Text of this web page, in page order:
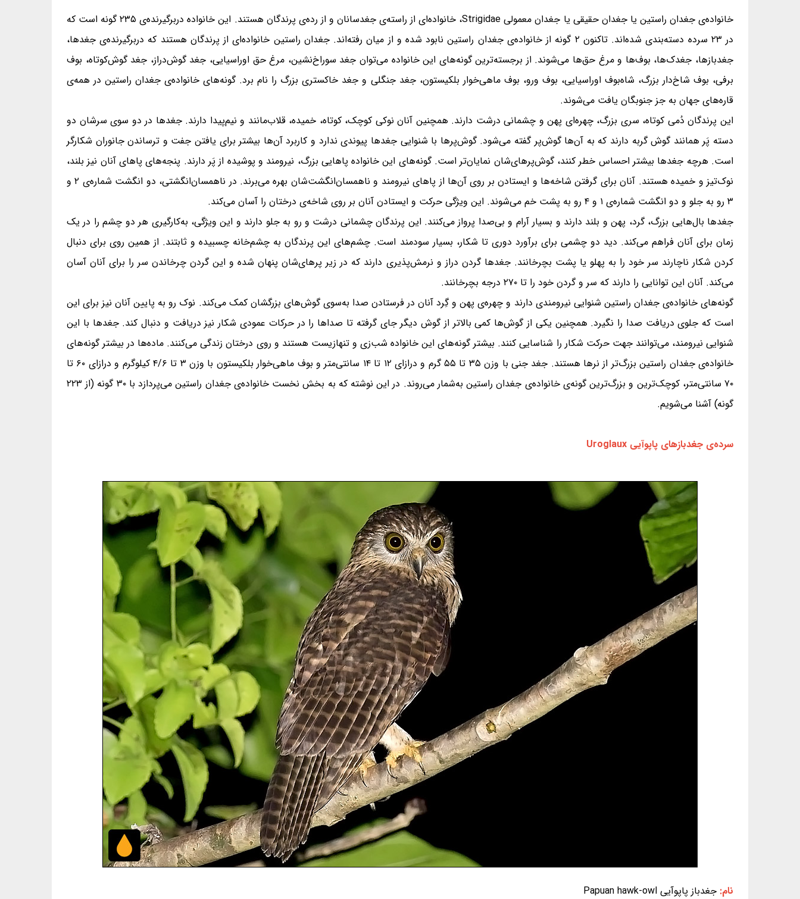
خانواده‌ی جغدان راستین یا جغدان حقیقی یا جغدان معمولی Strigidae، خانواده‌ای از راسته‌ی جغدسانان و از رده‌ی پرندگان هستند. این خانواده دربرگیرنده‌ی ۲۳۵ گونه است که
در ۲۳ سرده دسته‌بندی شده‌اند. تاکنون ۲ گونه از خانواده‌ی جغدان راستین نابود شده و از میان رفته‌اند. جغدان راستین خانواده‌ای از پرندگان هستند که دربرگیرنده‌ی جغدها،
جغدبازها، جغدک‌ها، بوف‌ها و مرغ حق‌ها می‌شوند. از برجسته‌ترین گونه‌های این خانواده می‌توان جغد سوراخ‌نشین، مرغ حق اوراسیایی، جغد گوش‌دراز، جغد گوش‌کوتاه، بوف
برفی، بوف شاخ‌دار بزرگ، شاه‌بوف اوراسیایی، بوف ورو، بوف ماهی‌خوار بلکیستون، جغد جنگلی و جغد خاکستری بزرگ را نام برد. گونه‌های خانواده‌ی جغدان راستین در همه‌ی
قاره‌های جهان به جز جنوبگان یافت می‌شوند.
این پرندگان دُمی کوتاه، سری بزرگ، چهره‌ای پهن و چشمانی درشت دارند. همچنین آنان نوکی کوچک، کوتاه، خمیده، قلاب‌مانند و نیم‌پیدا دارند. جغدها در دو سوی سرشان دو
دسته پَر همانند گوش گربه دارند که به آن‌ها گوش‌پر گفته می‌شود. گوش‌پرها با شنوایی جغدها پیوندی ندارد و کاربرد آن‌ها بیشتر برای یافتن جفت و ترساندن جانوران شکارگر
است. هرچه جغدها بیشتر احساس خطر کنند، گوش‌پرهای‌شان نمایان‌تر است. گونه‌های این خانواده پاهایی بزرگ، نیرومند و پوشیده از پَر دارند. پنجه‌های پاهای آنان نیز بلند،
نوک‌تیز و خمیده هستند. آنان برای گرفتن شاخه‌ها و ایستادن بر روی آن‌ها از پاهای نیرومند و ناهمسان‌انگشت‌شان بهره می‌برند. در ناهمسان‌انگشتی، دو انگشت شماره‌ی ۲ و
۳ رو به جلو و دو انگشت شماره‌ی ۱ و ۴ رو به پشت خم می‌شوند. این ویژگی حرکت و ایستادن آنان بر روی شاخه‌ی درختان را آسان می‌کند.
جغدها بال‌هایی بزرگ، گرد، پهن و بلند دارند و بسیار آرام و بی‌صدا پرواز می‌کنند. این پرندگان چشمانی درشت و رو به جلو دارند و این ویژگی، به‌کارگیری هر دو چشم را در یک
زمان برای آنان فراهم می‌کند. دید دو چشمی برای برآورد دوری تا شکار، بسیار سودمند است. چشم‌های این پرندگان به چشم‌خانه چسبیده و ثابتند. از همین روی برای دنبال
کردن شکار ناچارند سر خود را به پهلو یا پشت بچرخانند. جغدها گردن دراز و نرمش‌پذیری دارند که در زیر پرهای‌شان پنهان شده و این گردن چرخاندن سر را برای آنان آسان
می‌کند. آنان این توانایی را دارند که سر و گردن خود را تا ۲۷۰ درجه بچرخانند.
گونه‌های خانواده‌ی جغدان راستین شنوایی نیرومندی دارند و چهره‌ی پهن و گِرد آنان در فرستادن صدا به‌سوی گوش‌های بزرگشان کمک می‌کند. نوک رو به پایین آنان نیز برای این
است که جلوی دریافت صدا را نگیرد. همچنین یکی از گوش‌ها کمی بالاتر از گوش دیگر جای گرفته تا صداها را در حرکات عمودی شکار نیز دریافت و دنبال کند. جغدها با این
شنوایی نیرومند، می‌توانند جهت حرکت شکار را شناسایی کنند. بیشتر گونه‌های این خانواده شب‌زی و تنهازیست هستند و روی درختان زندگی می‌کنند. ماده‌ها در بیشتر گونه‌های
خانواده‌ی جغدان راستین بزرگ‌تر از نرها هستند. جغد جنی با وزن ۳۵ تا ۵۵ گرم و درازای ۱۲ تا ۱۴ سانتی‌متر و بوف ماهی‌خوار بلکیستون با وزن ۳ تا ۴/۶ کیلوگرم و درازای ۶۰ تا
۷۰ سانتی‌متر، کوچک‌ترین و بزرگ‌ترین گونه‌ی خانواده‌ی جغدان راستین به‌شمار می‌روند. در این نوشته که به بخش نخست خانواده‌ی جغدان راستین می‌پردازد با ۳۰ گونه (از ۲۲۳
گونه) آشنا می‌شویم.
سرده‌ی جغدبازهای پاپوآیی Uroglaux
نام: جغدباز پاپوآیی Papuan hawk-owl